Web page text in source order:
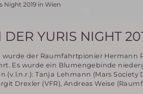
2019 in Wien
YURIS NIGHT
wurde der Raumfahrtpionier Hermann
Es wurde ein Blumengebinde
(v.l.n.r.): Tanja Lehmann (Mars Society
Drexler (VFR), Andreas Weise